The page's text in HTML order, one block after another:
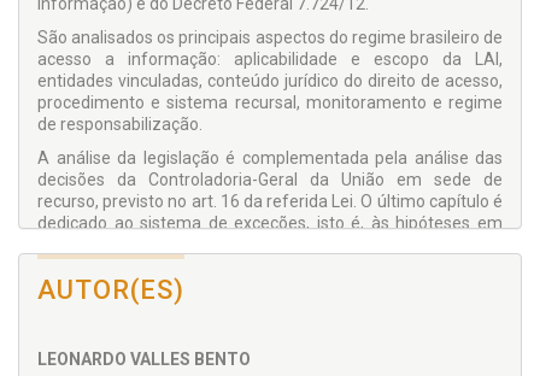
Informação) e do Decreto Federal 7.724/12.
São analisados os principais aspectos do regime brasileiro de
acesso a informação: aplicabilidade e escopo da LAI,
entidades vinculadas, conteúdo jurídico do direito de acesso,
procedimento e sistema recursal, monitoramento e regime
de responsabilização.
A análise da legislação é complementada pela análise das
decisões da Controladoria-Geral da União em sede de
recurso, previsto no art. 16 da referida Lei. O último capítulo é
dedicado ao sistema de exceções, isto é, às hipóteses em
da divulgação dos rendimentos dos servidores públicos, bem
como ao tema do sigilo bancário e comercial aplicado a
AUTOR(ES)
LEONARDO VALLES BENTO